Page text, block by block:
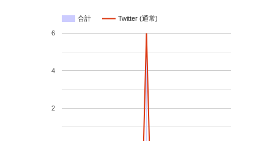
合計 Twitter (通常)
2
4
6